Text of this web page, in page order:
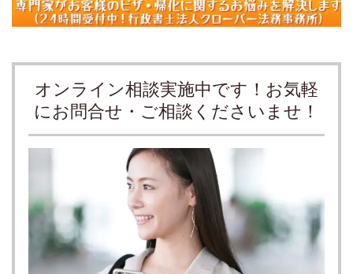
オンライン相談実施中です！お気軽
にお問合せ・ご相談くださいませ！